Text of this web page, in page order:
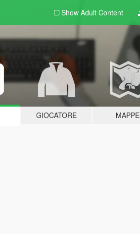
Show Adult Content
GIOCATORE MAPPE